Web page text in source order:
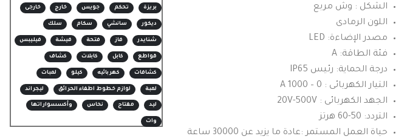
الشكل : وش مربع
اللون الرمادى
مصدر الإضاءة: LED
فئة الطاقة: A
درجة الحماية: رئيس IP65
التيار الكهربائى : 0 – 1000 A
الجهد الكهربائى : 20V-500V
التردد: 50-60 هرتز
حياة العمل المستمر :عادة ما يزيد عن 30000 ساعة
بريزة تحكم جويس خارج خارجى
ديكور سانشي سكام سلك
شنايدر فاز فتحة فيشة فيليبس
قواطع كابل كابلات كشاف
كشافات كهربائيه كيلو لمبات
لمبة لوازم خطوط اطفاء الحرائق ليجراند
ليد مفتاح نحاس وأكسسواراتها
وات